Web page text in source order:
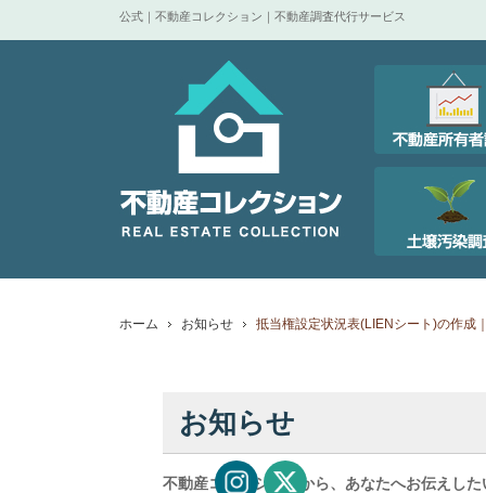
公式｜不動産コレクション｜不動産調査代行サービス
ホーム お知らせ 抵当権設定状況表(LIENシート)の作成
お知らせ
不動産コレクションから、あなたへお伝えした